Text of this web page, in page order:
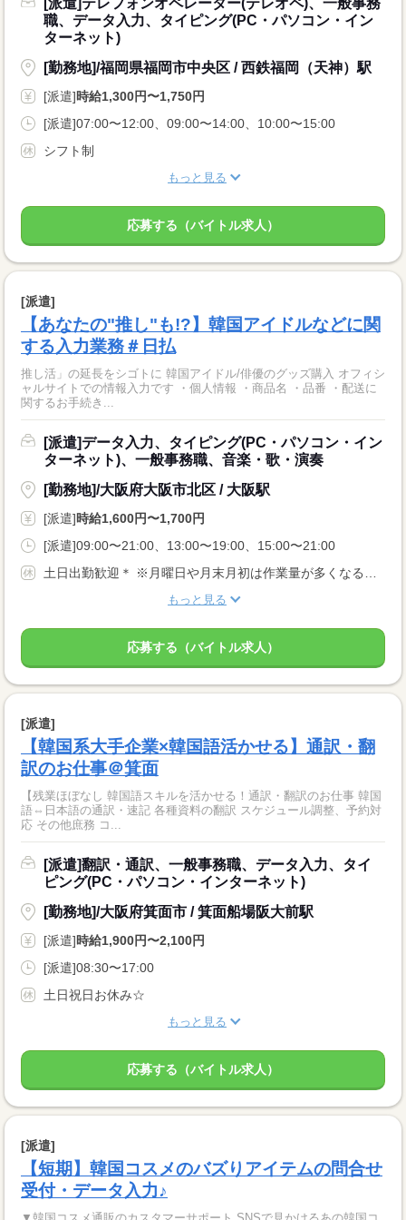
職、データ入力、タイピング(PC・パソコン・イン
ターネット)
[勤務地]/福岡県福岡市中央区 / 西鉄福岡（天神）駅
[派遣]時給1,300円〜1,750円
[派遣]07:00〜12:00、09:00〜14:00、10:00〜15:00
シフト制
もっと見る
応募する（バイトル求人）
[派遣]
【あなたの"推し"も!?】韓国アイドルなどに関
する入力業務＃日払
推し活」の延長をシゴトに 韓国アイドル/俳優のグッズ購入 オフィシ
ャルサイトでの情報入力です ・個人情報 ・商品名 ・品番 ・配送に
関するお手続き...
[派遣]データ入力、タイピング(PC・パソコン・イン
ターネット)、一般事務職、音楽・歌・演奏
[勤務地]/大阪府大阪市北区 / 大阪駅
[派遣]時給1,600円〜1,700円
[派遣]09:00〜21:00、13:00〜19:00、15:00〜21:00
もっと見る
応募する（バイトル求人）
[派遣]
【韓国系大手企業×韓国語活かせる】通訳・翻
訳のお仕事＠箕面
【残業ほぼなし 韓国語スキルを活かせる！通訳・翻訳のお仕事 韓国
語⇔日本語の通訳・速記 各種資料の翻訳 スケジュール調整、予約対
応 その他庶務 コ...
[派遣]翻訳・通訳、一般事務職、データ入力、タイ
ピング(PC・パソコン・インターネット)
[勤務地]/大阪府箕面市 / 箕面船場阪大前駅
[派遣]時給1,900円〜2,100円
[派遣]08:30〜17:00
土日祝日お休み☆
もっと見る
応募する（バイトル求人）
[派遣]
【短期】韓国コスメのバズりアイテムの問合せ
受付・データ入力♪